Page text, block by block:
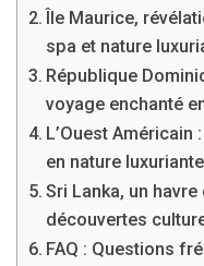
Île Maurice,
spa et nature
République
voyage enchanté
L’Ouest Américain
en nature
Sri Lanka, un
découvertes
FAQ : Questions